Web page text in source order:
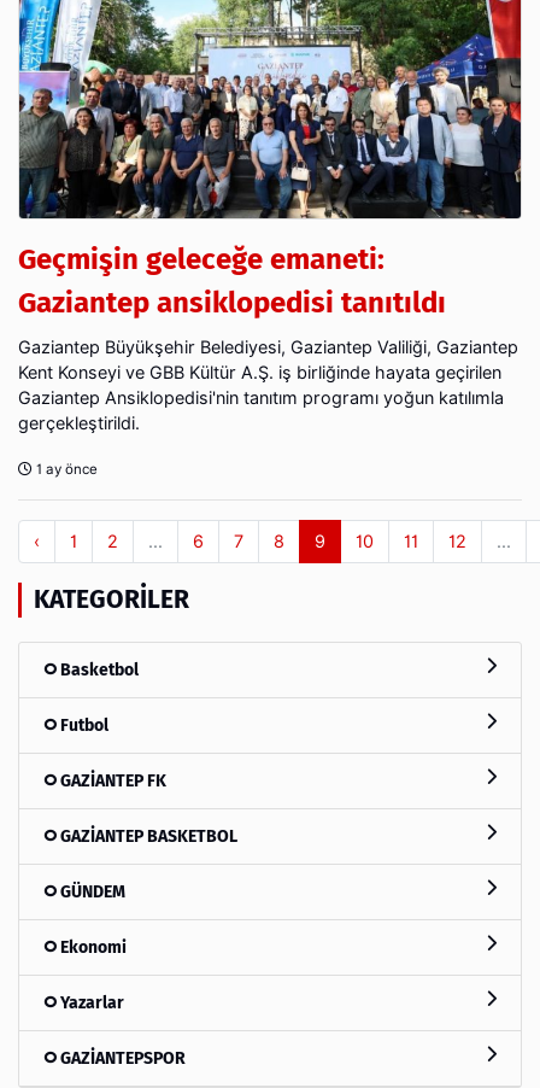
Geçmişin geleceğe emaneti:
Gaziantep ansiklopedisi tanıtıldı
Gaziantep Büyükşehir Belediyesi, Gaziantep Valiliği, Gaziantep
Kent Konseyi ve GBB Kültür A.Ş. iş birliğinde hayata geçirilen
Gaziantep Ansiklopedisi'nin tanıtım programı yoğun katılımla
gerçekleştirildi.
1 ay önce
‹ 1 2 ... 6 7 8 9 10 11 12 ...
KATEGORILER
Basketbol
Futbol
GAZİANTEP FK
GAZİANTEP BASKETBOL
GÜNDEM
Ekonomi
Yazarlar
GAZİANTEPSPOR